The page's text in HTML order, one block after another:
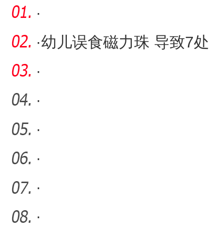
·
·幼儿误食磁力珠 导致7处
肠穿孔！医生呼吁：让孩
子
·
·
·
·
·
·